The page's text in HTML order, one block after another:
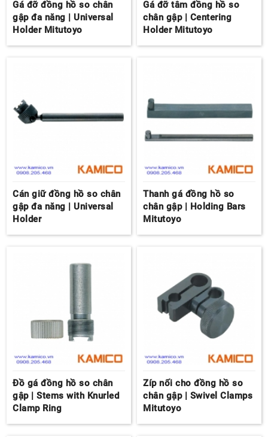
Gá đỡ đồng hồ so chân
gập đa năng | Universal
Holder Mitutoyo
Gá đỡ tâm đồng hồ so
chân gập | Centering
Holder Mitutoyo
Cán giữ đồng hồ so chân
gập đa năng | Universal
Holder
Thanh gá đồng hồ so
chân gập | Holding Bars
Mitutoyo
Đồ gá đồng hồ so chân
gập | Stems with Knurled
Clamp Ring
Zíp nối cho đồng hồ so
chân gập | Swivel Clamps
Mitutoyo